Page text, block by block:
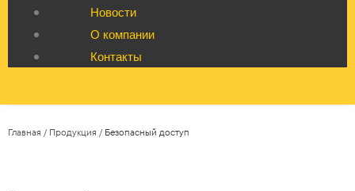
Новости
О компании
Контакты
Главная / Продукция / Безопасный доступ